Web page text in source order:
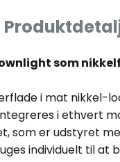
som
i mat nikkel-
i ethvert
som er udstyret
individuelt til at